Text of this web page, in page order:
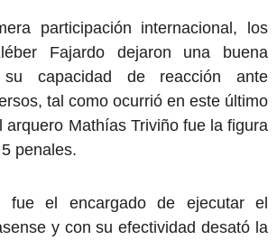
participación internacional, los
Fajardo dejaron una buena
capacidad de reacción ante
tal como ocurrió en este último
arquero Mathías Triviño fue la figura
penales.
fue el encargado de ejecutar el
y con su efectividad desató la